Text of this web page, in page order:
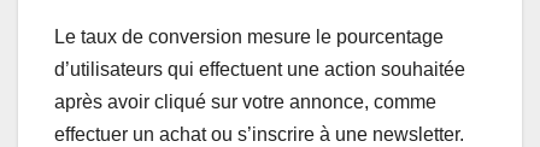
Le taux de conversion mesure le pourcentage
d’utilisateurs qui effectuent une action souhaitée
après avoir cliqué sur votre annonce, comme
effectuer un achat ou s’inscrire à une newsletter.